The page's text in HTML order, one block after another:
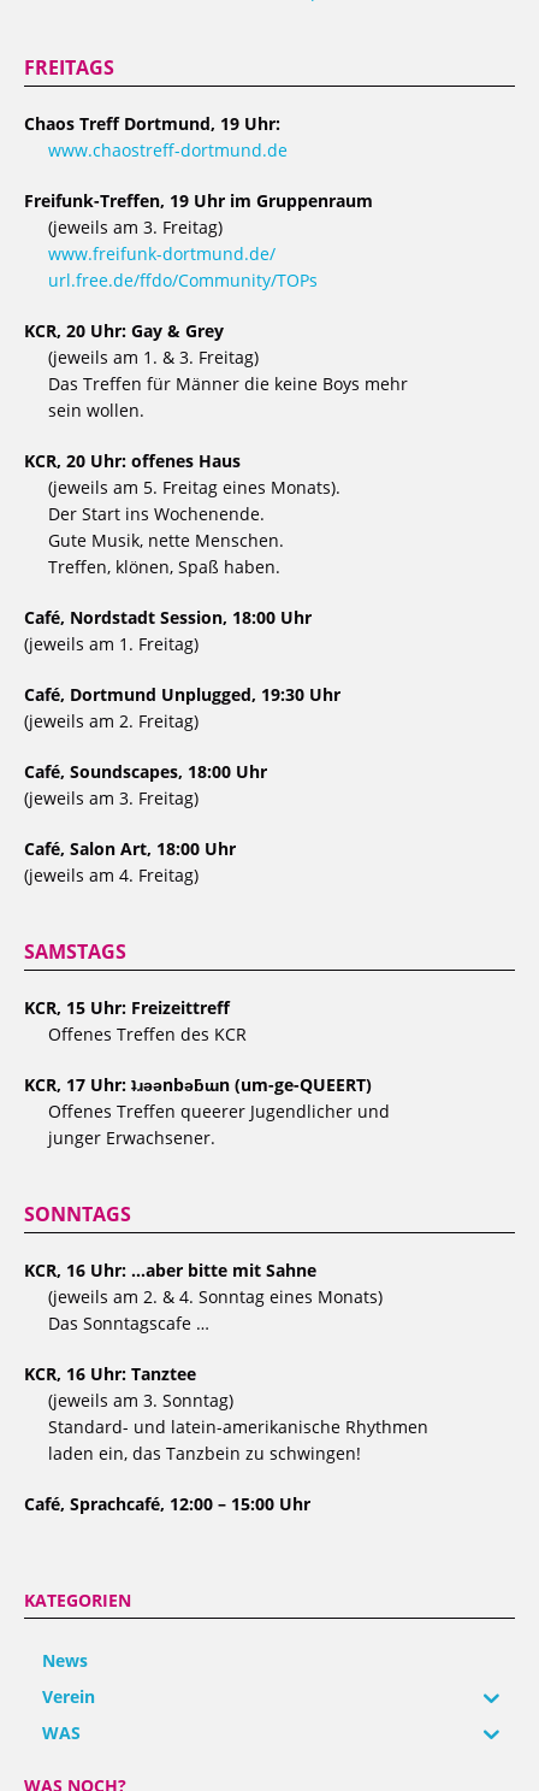
FREITAGS
Chaos Treff Dortmund, 19 Uhr:
www.chaostreff-dortmund.de
Freifunk-Treffen, 19 Uhr im Gruppenraum
(jeweils am 3. Freitag)
www.freifunk-dortmund.de/
url.free.de/ffdo/Community/TOPs
KCR, 20 Uhr: Gay & Grey
(jeweils am 1. & 3. Freitag)
Das Treffen für Männer die keine Boys mehr
sein wollen.
KCR, 20 Uhr: offenes Haus
(jeweils am 5. Freitag eines Monats).
Der Start ins Wochenende.
Gute Musik, nette Menschen.
Treffen, klönen, Spaß haben.
Café, Nordstadt Session, 18:00 Uhr
(jeweils am 1. Freitag)
Café, Dortmund Unplugged, 19:30 Uhr
(jeweils am 2. Freitag)
Café, Soundscapes, 18:00 Uhr
(jeweils am 3. Freitag)
Café, Salon Art, 18:00 Uhr
(jeweils am 4. Freitag)
SAMSTAGS
KCR, 15 Uhr: Freizeittreff
Offenes Treffen des KCR
KCR, 17 Uhr: ʇɹǝǝnbǝƃɯn (um-ge-QUEERT)
Offenes Treffen queerer Jugendlicher und
junger Erwachsener.
SONNTAGS
KCR, 16 Uhr: …aber bitte mit Sahne
(jeweils am 2. & 4. Sonntag eines Monats)
Das Sonntagscafe …
KCR, 16 Uhr: Tanztee
(jeweils am 3. Sonntag)
Standard- und latein-amerikanische Rhythmen
laden ein, das Tanzbein zu schwingen!
Café, Sprachcafé, 12:00 – 15:00 Uhr
KATEGORIEN
News
Verein
WAS
WAS NOCH?